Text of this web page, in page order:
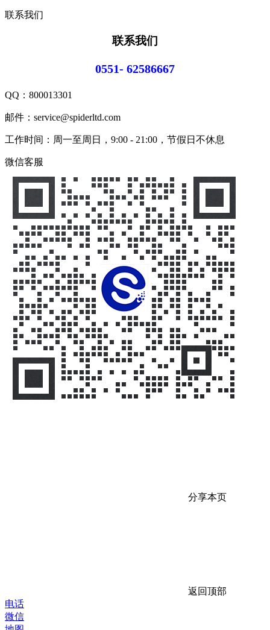
联系我们
联系我们
0551- 62586667
QQ： 800013301
邮件：service@spiderltd.com
工作时间：周一至周日，9:00 - 21:00，节假日不休息
微信客服
分享本页
返回顶部
电话
微信